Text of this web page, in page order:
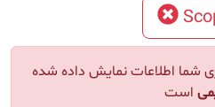
نمایش داده شده